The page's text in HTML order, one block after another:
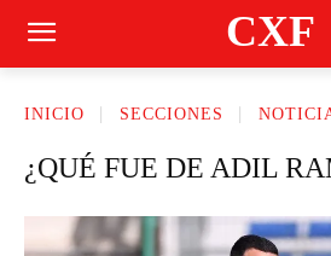
CXF
INICIO SECCIONES
¿QUÉ FUE DE ADIL